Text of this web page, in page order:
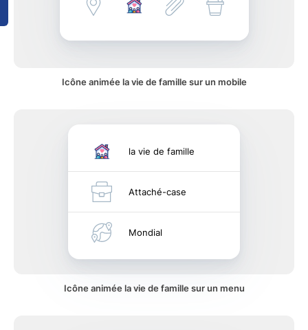
Icône animée la vie de famille sur un mobile
la vie de famille
Attaché-case
Mondial
Icône animée la vie de famille sur un menu